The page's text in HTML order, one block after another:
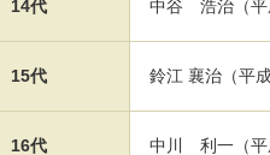
14代 中谷 浩治（平
15代 鈴江 襄治（平
16代 中川 利一（平